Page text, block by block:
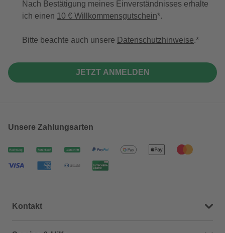
Nach Bestätigung meines Einverständnisses erhalte
ich einen 10 € Willkommensgutschein*.
Bitte beachte auch unsere Datenschutzhinweise.
JETZT ANMELDEN
Unsere Zahlungsarten
Kontakt